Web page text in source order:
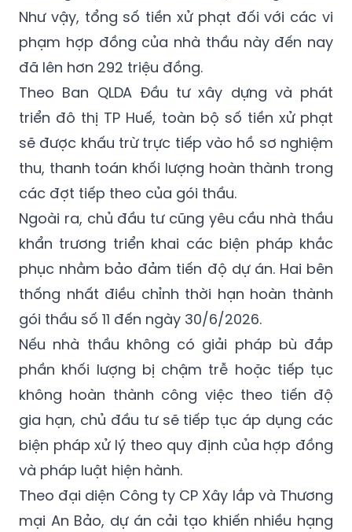
Như vậy, tổng số tiền xử phạt đối với các vi
phạm hợp đồng của nhà thầu này đến nay
đã lên hơn 292 triệu đồng.
Theo Ban QLDA Đầu tư xây dựng và phát
triển đô thị TP Huế, toàn bộ số tiền xử phạt
sẽ được khấu trừ trực tiếp vào hồ sơ nghiệm
thu, thanh toán khối lượng hoàn thành trong
các đợt tiếp theo của gói thầu.
Ngoài ra, chủ đầu tư cũng yêu cầu nhà thầu
khẩn trương triển khai các biện pháp khắc
phục nhằm bảo đảm tiến độ dự án. Hai bên
thống nhất điều chỉnh thời hạn hoàn thành
gói thầu số 11 đến ngày 30/6/2026.
Nếu nhà thầu không có giải pháp bù đắp
phần khối lượng bị chậm trễ hoặc tiếp tục
không hoàn thành công việc theo tiến độ
gia hạn, chủ đầu tư sẽ tiếp tục áp dụng các
biện pháp xử lý theo quy định của hợp đồng
và pháp luật hiện hành.
Theo đại diện Công ty CP Xây lắp và Thương
mại An Bảo, dự án cải tạo khiến nhiều hạng